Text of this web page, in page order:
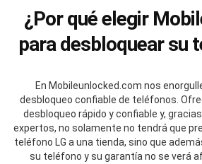
¿Por qué elegir
para desbloquear su
En Mobileunlocked.com nos
desbloqueo confiable de teléfonos.
desbloqueo rápido y confiable y,
expertos, no solamente no tendrá que
teléfono LG a una tienda, sino que
su teléfono y su garantía no se verá